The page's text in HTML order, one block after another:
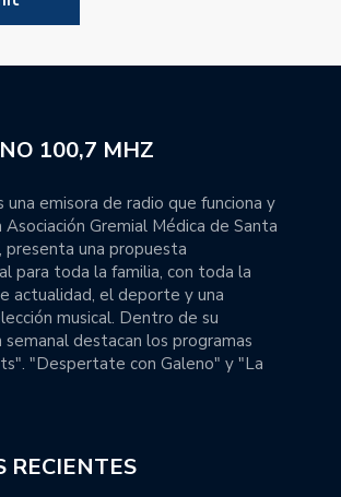
100,7 MHZ
una emisora de radio que funciona y
Gremial Médica de Santa
presenta una propuesta
para toda la familia, con toda la
actualidad, el deporte y una
musical. Dentro de su
semanal destacan los programas
"Despertate con Galeno" y "La
RECIENTES